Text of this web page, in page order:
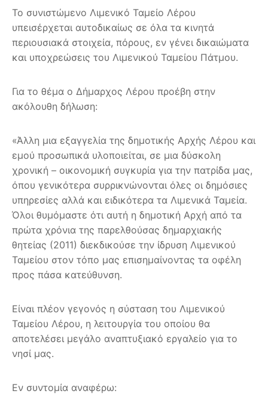
Το συνιστώμενο Λιμενικό Ταμείο Λέρου
υπεισέρχεται αυτοδικαίως σε όλα τα κινητά
περιουσιακά στοιχεία, πόρους, εν γένει δικαιώματα
και υποχρεώσεις του Λιμενικού Ταμείου Πάτμου.
Για το θέμα ο Δήμαρχος Λέρου προέβη στην
ακόλουθη δήλωση:
«Άλλη μια εξαγγελία της δημοτικής Αρχής Λέρου και
εμού προσωπικά υλοποιείται, σε μια δύσκολη
χρονική – οικονομική συγκυρία για την πατρίδα μας,
όπου γενικότερα συρρικνώνονται όλες οι δημόσιες
υπηρεσίες αλλά και ειδικότερα τα Λιμενικά Ταμεία.
Όλοι θυμόμαστε ότι αυτή η δημοτική Αρχή από τα
πρώτα χρόνια της παρελθούσας δημαρχιακής
θητείας (2011) διεκδικούσε την ίδρυση Λιμενικού
Ταμείου στον τόπο μας επισημαίνοντας τα οφέλη
προς πάσα κατεύθυνση.
Είναι πλέον γεγονός η σύσταση του Λιμενικού
Ταμείου Λέρου, η λειτουργία του οποίου θα
αποτελέσει μεγάλο αναπτυξιακό εργαλείο για το
νησί μας.
Εν συντομία αναφέρω: